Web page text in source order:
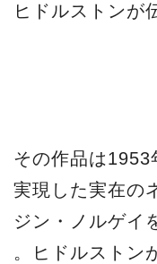
ヒドルストンが
その作品は1953
実現した実在の
ジン・ノルゲイ
。ヒドルストン